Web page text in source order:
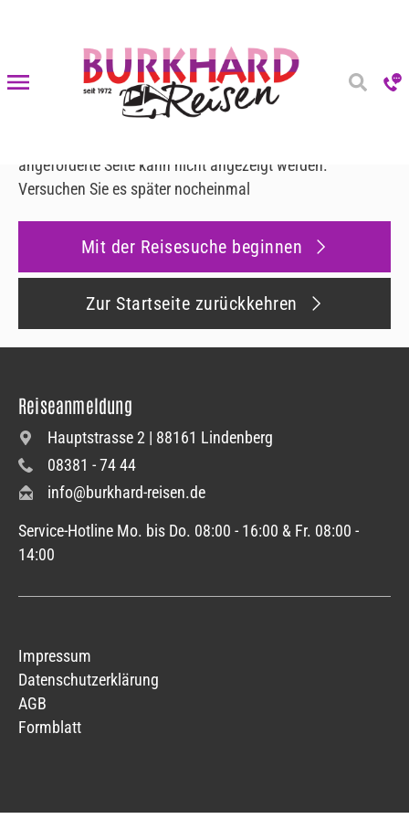
Fehler 500
Es ist ein Fehler aufgetreten
angeforderte Seite kann nicht angezeigt werden.
Versuchen Sie es später nocheinmal
Mit der Reisesuche beginnen
Zur Startseite zurückkehren
Reiseanmeldung
Hauptstrasse 2 | 88161 Lindenberg
08381 - 74 44
info@burkhard-reisen.de
Service-Hotline Mo. bis Do. 08:00 - 16:00 & Fr. 08:00 -
14:00
Impressum
Datenschutzerklärung
AGB
Formblatt